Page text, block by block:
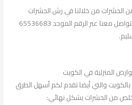
من خلالنا في رش الحشرات
الصليبية في الكويت من خلال التواصل معنا عبر الرقم الموحد 65536683
المنزلية في الكويت
والتي أيضا تقدم لكم أسهل الطرق
من الحشرات بشكل نهائي: